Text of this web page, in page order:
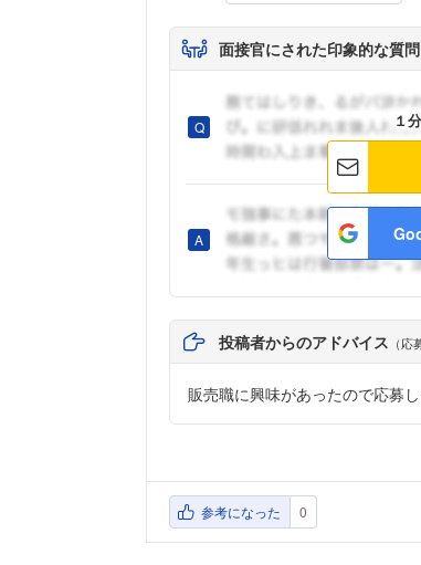
面接官にされた印象的な質
１
投稿者からのアドバイス （
販売職に興味があったので応募
参考になった 0